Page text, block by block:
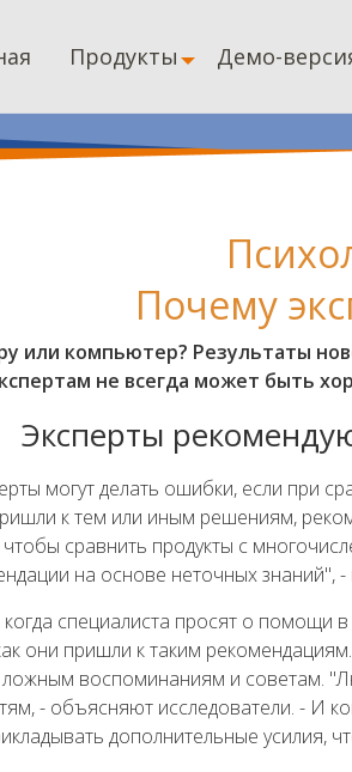
Продукты Демо-
Почему
или компьютер? Результаты
не всегда может быть
Эксперты
могут делать ошибки, если при
к тем или иным решениям,
сравнить продукты с
на основе неточных знаний", -
специалиста просят о
они пришли к таким
воспоминаниям и советам.
- объясняют исследователи. - И
дополнительные